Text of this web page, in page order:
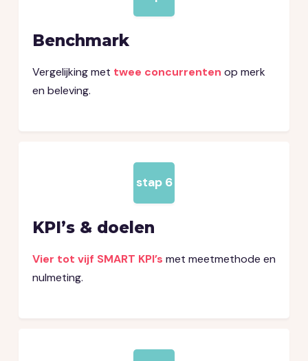
Benchmark
Vergelijking met twee concurrenten op merk
en beleving.
stap 6
KPI’s & doelen
Vier tot vijf SMART KPI’s met meetmethode en
nulmeting.